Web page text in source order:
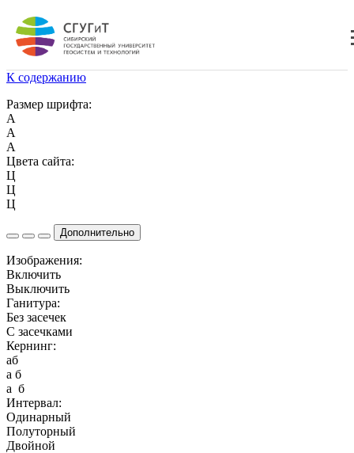
К содержанию
Размер шрифта:
A
A
A
Цвета сайта:
Ц
Ц
Ц
Дополнительно
Изображения:
Включить
Выключить
Ганитура:
Без засечек
С засечками
Кернинг:
aб
a б
a б
Интервал:
Одинарный
Полуторный
Двойной